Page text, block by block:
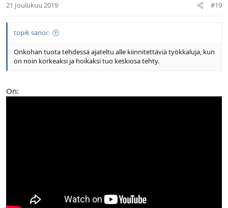
21 Joulukuu 2019 #19
topik sanoi:
Onkohan tuota tehdessä ajateltu alle kiinnitettäviä työkkaluja, kun
on noin korkeaksi ja hoikaksi tuo keskiosa tehty.
On: